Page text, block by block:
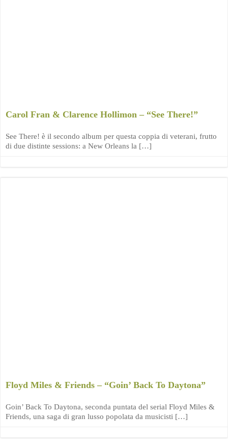
Carol Fran & Clarence Hollimon – “See There!”
See There! è il secondo album per questa coppia di veterani, frutto
di due distinte sessions: a New Orleans la […]
Floyd Miles & Friends – “Goin’ Back To Daytona”
Goin’ Back To Daytona, seconda puntata del serial Floyd Miles &
Friends, una saga di gran lusso popolata da musicisti […]